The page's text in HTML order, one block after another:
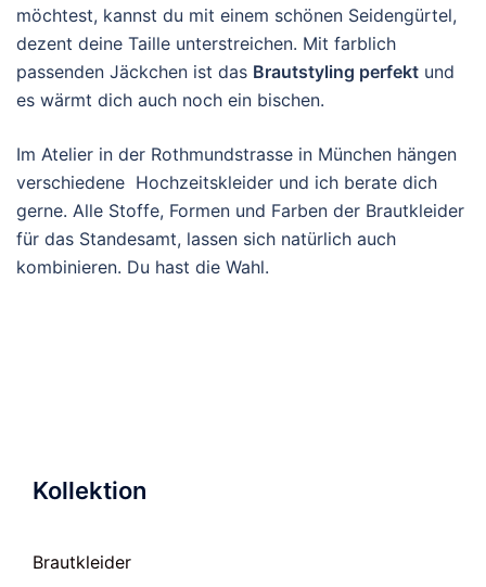
möchtest, kannst du mit einem schönen Seidengürtel,
dezent deine Taille unterstreichen. Mit farblich
passenden Jäckchen ist das Brautstyling perfekt und
es wärmt dich auch noch ein bischen.
Im Atelier in der Rothmundstrasse in München hängen
verschiedene Hochzeitskleider und ich berate dich
gerne. Alle Stoffe, Formen und Farben der Brautkleider
für das Standesamt, lassen sich natürlich auch
kombinieren. Du hast die Wahl.
Kollektion
Brautkleider